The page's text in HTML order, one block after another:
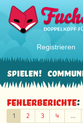
Registrieren
Spielen!
Fehlerberichte:
1 2 3 4 …